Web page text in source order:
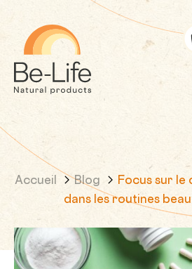
Recherche
Accueil Blog
Focus sur le
dans les routines